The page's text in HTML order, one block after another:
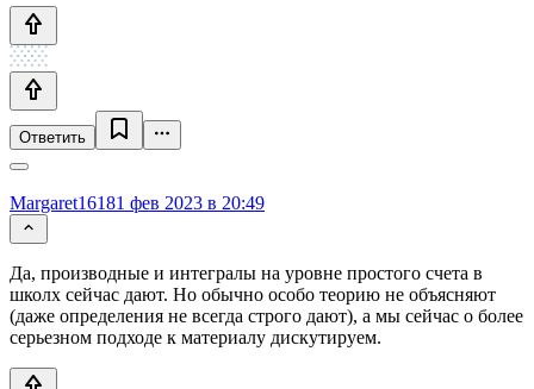
Ответить
Margaret16181 фев 2023 в 20:49
Да, производные и интегралы на уровне простого счета в
школх сейчас дают. Но обычно особо теорию не объясняют
(даже определения не всегда строго дают), а мы сейчас о более
серьезном подходе к материалу дискутируем.